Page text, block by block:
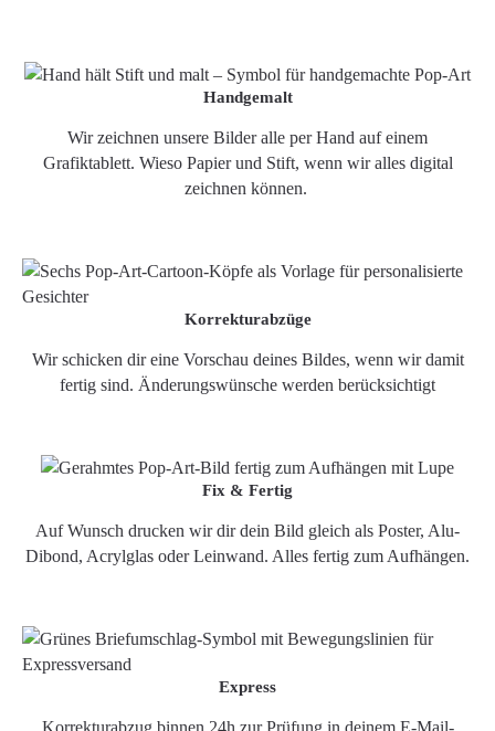
Handgemalt
Wir zeichnen unsere Bilder alle per Hand auf einem
Grafiktablett. Wieso Papier und Stift, wenn wir alles digital
zeichnen können.
Korrekturabzüge
Wir schicken dir eine Vorschau deines Bildes, wenn wir damit
fertig sind. Änderungswünsche werden berücksichtigt
Fix & Fertig
Auf Wunsch drucken wir dir dein Bild gleich als Poster, Alu-
Dibond, Acrylglas oder Leinwand. Alles fertig zum Aufhängen.
Express
Korrekturabzug binnen 24h zur Prüfung in deinem E-Mail-